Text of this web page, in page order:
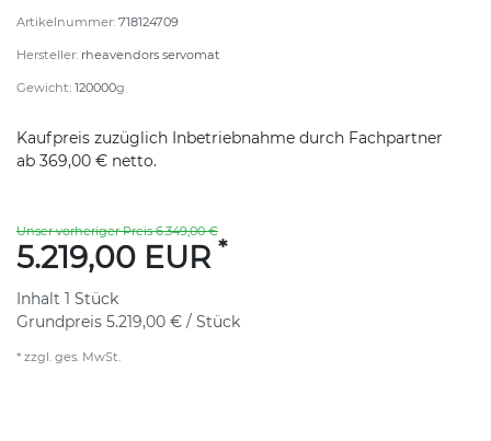
Artikelnummer: 718124709
Hersteller: rheavendors servomat
Gewicht: 120000g
Kaufpreis zuzüglich Inbetriebnahme durch Fachpartner
ab 369,00 € netto.
Unser vorheriger Preis 6.349,00 €
5.219,00 EUR *
Inhalt 1 Stück
Grundpreis 5.219,00 € / Stück
* zzgl. ges. MwSt.